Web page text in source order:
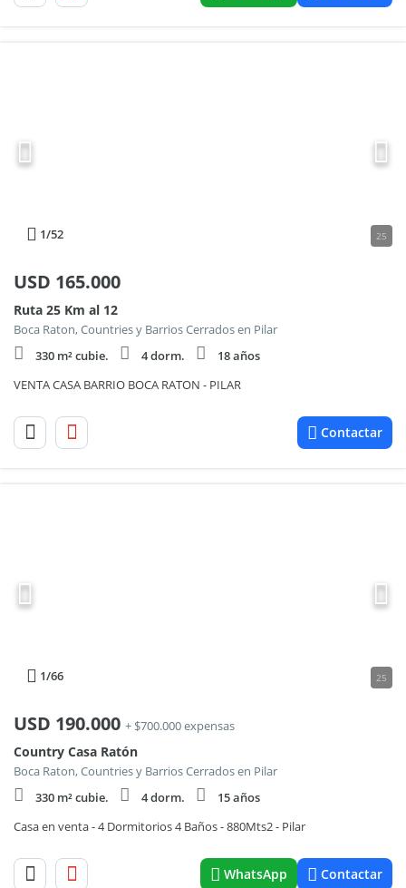
1/52 25
USD 165.000
Ruta 25 Km al 12
Boca Raton, Countries y Barrios Cerrados en Pilar
330 m² cubie.
4 dorm.
18 años
VENTA CASA BARRIO BOCA RATON - PILAR
Contactar
1/66 25
USD 190.000 + $700.000 expensas
Country Casa Ratón
Boca Raton, Countries y Barrios Cerrados en Pilar
330 m² cubie.
4 dorm.
15 años
Casa en venta - 4 Dormitorios 4 Baños - 880Mts2 - Pilar
WhatsApp Contactar